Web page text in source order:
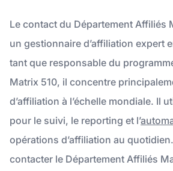
Le contact du Département Affiliés
un gestionnaire d’affiliation expert
tant que responsable du
Matrix 510, il concentre
d’affiliation à l’échelle mondiale. Il
pour le suivi, le reporting et l’
opérations d’affiliation au
contacter le Département Affiliés